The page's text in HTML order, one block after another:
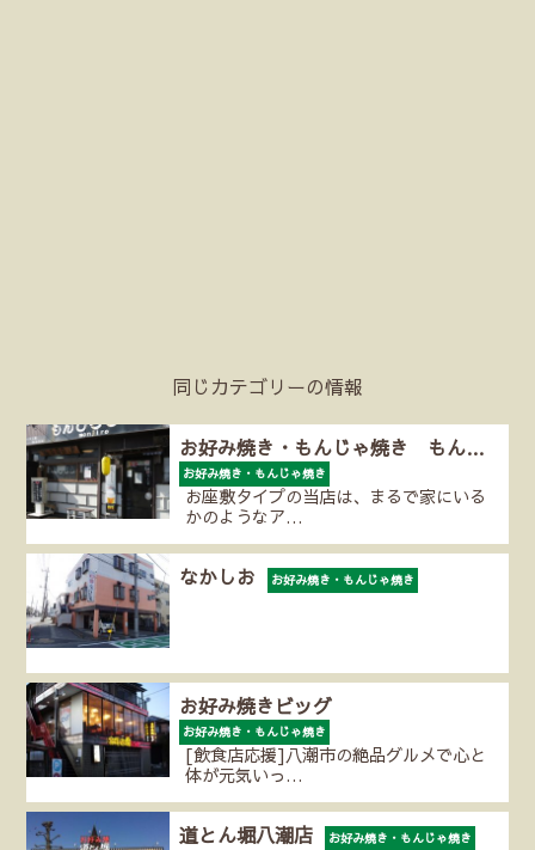
同じカテゴリーの情報
お好み焼き・もんじゃ焼き もん…
お好み焼き・もんじゃ焼き
お座敷タイプの当店は、まるで家にいる
かのようなア…
なかしお お好み焼き・もんじゃ焼き
お好み焼きビッグ
お好み焼き・もんじゃ焼き
[飲食店応援]八潮市の絶品グルメで心と
体が元気いっ…
道とん堀八潮店 お好み焼き・もんじゃ焼き